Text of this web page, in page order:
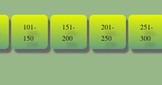
101-
150
151-
200
201-
250
251-
300